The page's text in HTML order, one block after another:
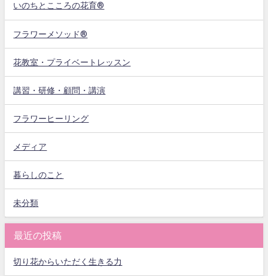
いのちとこころの花育®
フラワーメソッド®
花教室・プライベートレッスン
講習・研修・顧問・講演
フラワーヒーリング
メディア
暮らしのこと
未分類
最近の投稿
切り花からいただく生きる力